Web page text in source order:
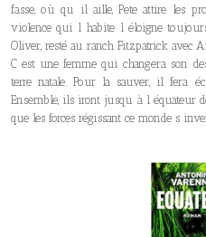
fasse, où qu il aille, Pete attire les
violence qui l habite l éloigne
Oliver, resté au ranch Fitzpatrick avec
C est une femme qui changera son
terre natale. Pour la sauver, il fera
Ensemble, ils iront jusqu à l équateur
que les forces régissant ce monde s